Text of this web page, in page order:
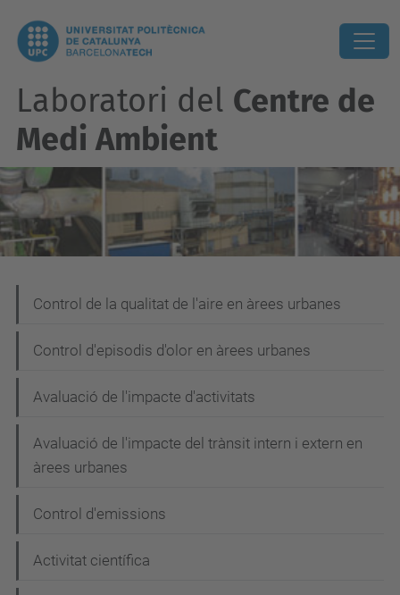
Laboratori del Centre de
Medi Ambient
a
v
g
c
ó
Control de la qualitat de l'aire en àrees urbanes
Control d'episodis d'olor en àrees urbanes
Avaluació de l'impacte d'activitats
Avaluació de l'impacte del trànsit intern i extern en
àrees urbanes
Control d'emissions
Activitat científica